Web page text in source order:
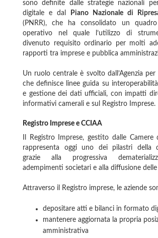
sono definite dalle strategie nazionali per
digitale e dal
Piano Nazionale di
(PNRR), che ha consolidato un
operativo nel quale l’utilizzo di
divenuto requisito ordinario per molti
rapporti tra imprese e pubblica
Un ruolo centrale è svolto dall’Agenzia per
che definisce linee guida su
e gestione dei dati ufficiali, con impatti
informativi camerali e sul Registro Imprese.
Registro Imprese e CCIAA
Il Registro Imprese, gestito dalle Camere
rappresenta oggi uno dei pilastri della
grazie alla progressiva
adempimenti societari e alla diffusione
Attraverso il Registro imprese, le aziende
depositare atti e bilanci in formato
mantenere aggiornata la propria
amministrativa